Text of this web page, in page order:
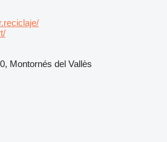
Montornés del Vallès